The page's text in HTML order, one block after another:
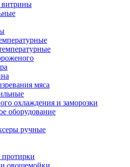
витрины
мяса
охлаждения и заморозки
оборудование
ручные
овощемойки